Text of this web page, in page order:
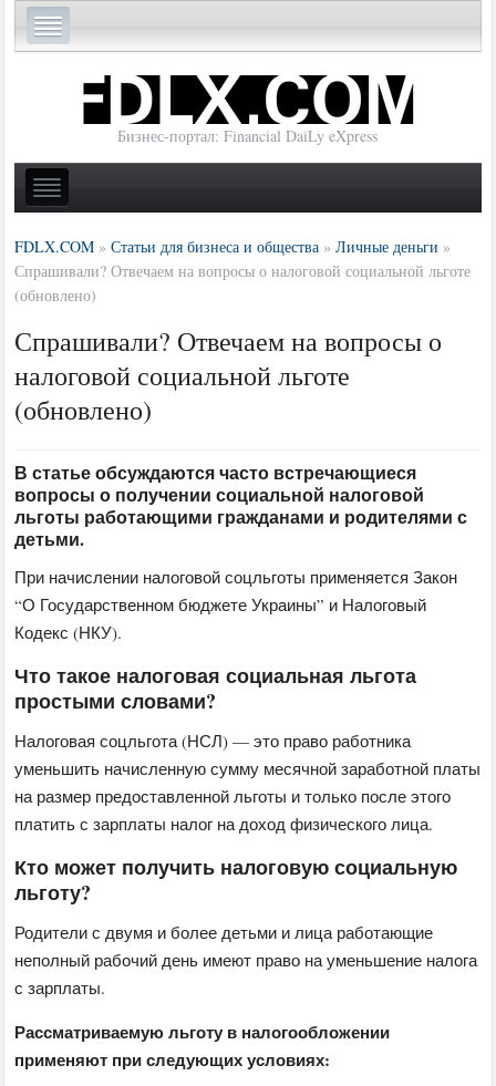
Бизнес-портал: Financial DaiLy eXpress
FDLX.COM »Статьи для бизнеса и общества »Личные деньги »
Спрашивали? Отвечаем на вопросы о налоговой социальной льготе
(обновлено)
Спрашивали? Отвечаем на вопросы о
налоговой социальной льготе
(обновлено)
В статье обсуждаются часто встречающиеся
вопросы о получении социальной налоговой
льготы работающими гражданами и родителями с
детьми.
При начислении налоговой соцльготы применяется Закон
“О Государственном бюджете Украины” и Налоговый
Кодекс (НКУ).
Что такое налоговая социальная льгота
простыми словами?
Налоговая соцльгота (НСЛ) — это право работника
уменьшить начисленную сумму месячной заработной платы
на размер предоставленной льготы и только после этого
платить с зарплаты налог на доход физического лица.
Кто может получить налоговую социальную
льготу?
Родители с двумя и более детьми и лица работающие
неполный рабочий день имеют право на уменьшение налога
с зарплаты.
Рассматриваемую льготу в налогообложении
применяют при следующих условиях: